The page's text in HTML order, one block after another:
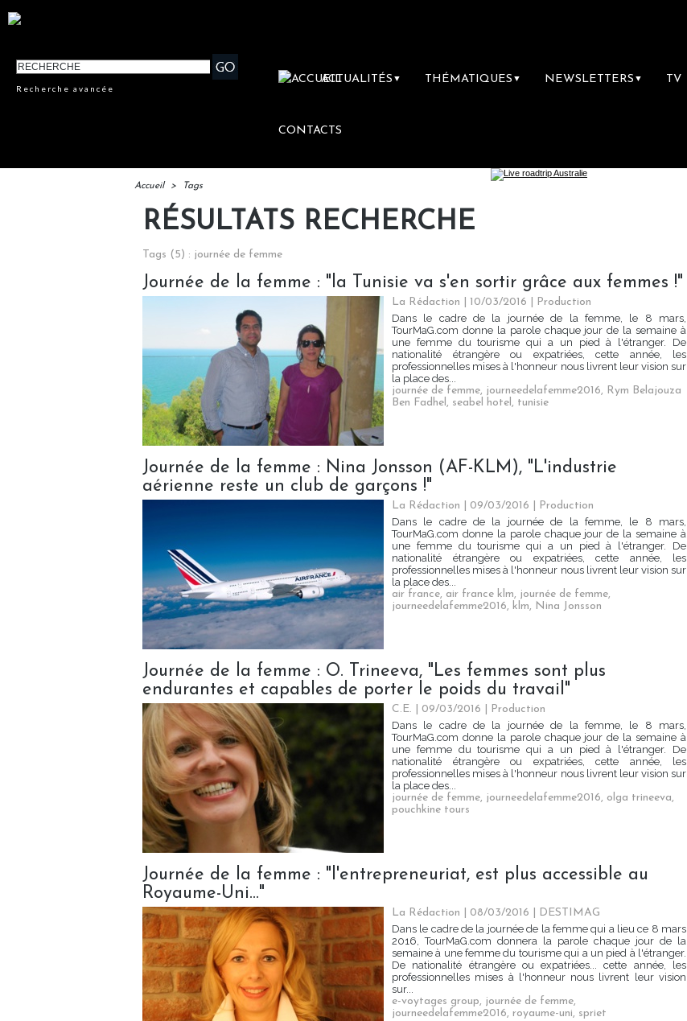
Recherche avancée
ACTUALITÉS ▼ THÉMATIQUES ▼ NEWSLETTERS ▼ TV
CONTACTS
Accueil > Tags
RÉSULTATS RECHERCHE
Tags (5) : journée de femme
Journée de la femme : "la Tunisie va s'en sortir grâce aux femmes !"
La Rédaction | 10/03/2016
Production
Dans le cadre de la journée de la femme, le 8 mars,
TourMaG.com donne la parole chaque jour de la semaine à
une femme du tourisme qui a un pied à l'étranger. De
nationalité étrangère ou expatriées, cette année, les
professionnelles mises à l'honneur nous livrent leur vision sur
la place des...
journée de femme, journeedelafemme2016, Rym Belajouza
Ben Fadhel, seabel hotel, tunisie
Journée de la femme : Nina Jonsson (AF-KLM), "L'industrie
aérienne reste un club de garçons !"
La Rédaction | 09/03/2016
Production
Dans le cadre de la journée de la femme, le 8 mars,
TourMaG.com donne la parole chaque jour de la semaine à
une femme du tourisme qui a un pied à l'étranger. De
nationalité étrangère ou expatriées, cette année, les
professionnelles mises à l'honneur nous livrent leur vision sur
la place des...
air france, air france klm, journée de femme,
journeedelafemme2016, klm, Nina Jonsson
Journée de la femme : O. Trineeva, "Les femmes sont plus
endurantes et capables de porter le poids du travail"
C.E. | 09/03/2016
Production
Dans le cadre de la journée de la femme, le 8 mars,
TourMaG.com donne la parole chaque jour de la semaine à
une femme du tourisme qui a un pied à l'étranger. De
nationalité étrangère ou expatriées, cette année, les
professionnelles mises à l'honneur nous livrent leur vision sur
la place des...
journée de femme, journeedelafemme2016, olga trineeva,
pouchkine tours
Journée de la femme : "l'entrepreneuriat, est plus accessible au
Royaume-Uni..."
La Rédaction | 08/03/2016
DESTIMAG
Dans le cadre de la journée de la femme qui a lieu ce 8 mars
2016, TourMaG.com donnera la parole chaque jour de la
semaine à une femme du tourisme qui a un pied à l'étranger.
De nationalité étrangère ou expatriées... cette année, les
professionnelles mises à l'honneur nous livrent leur vision
sur...
e-voytages group, journée de femme,
journeedelafemme2016, royaume-uni, spriet